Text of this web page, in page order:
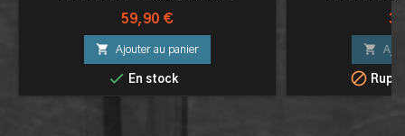
Prix
59,90 €
 Ajouter au panier
 En stock

